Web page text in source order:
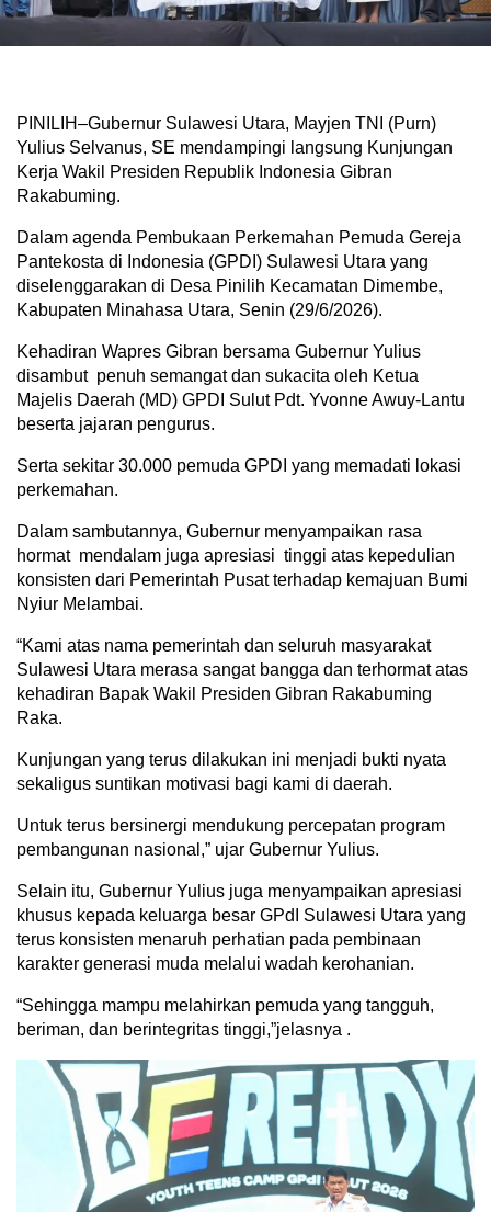
PINILIH–Gubernur Sulawesi Utara, Mayjen TNI (Purn)
Yulius Selvanus, SE mendampingi langsung Kunjungan
Kerja Wakil Presiden Republik Indonesia Gibran
Rakabuming.
Dalam agenda Pembukaan Perkemahan Pemuda Gereja
Pantekosta di Indonesia (GPDI) Sulawesi Utara yang
diselenggarakan di Desa Pinilih Kecamatan Dimembe,
Kabupaten Minahasa Utara, Senin (29/6/2026).
Kehadiran Wapres Gibran bersama Gubernur Yulius
disambut penuh semangat dan sukacita oleh Ketua
Majelis Daerah (MD) GPDI Sulut Pdt. Yvonne Awuy-Lantu
beserta jajaran pengurus.
Serta sekitar 30.000 pemuda GPDI yang memadati lokasi
perkemahan.
Dalam sambutannya, Gubernur menyampaikan rasa
hormat mendalam juga apresiasi tinggi atas kepedulian
konsisten dari Pemerintah Pusat terhadap kemajuan Bumi
Nyiur Melambai.
“Kami atas nama pemerintah dan seluruh masyarakat
Sulawesi Utara merasa sangat bangga dan terhormat atas
kehadiran Bapak Wakil Presiden Gibran Rakabuming
Raka.
Kunjungan yang terus dilakukan ini menjadi bukti nyata
sekaligus suntikan motivasi bagi kami di daerah.
Untuk terus bersinergi mendukung percepatan program
pembangunan nasional,” ujar Gubernur Yulius.
Selain itu, Gubernur Yulius juga menyampaikan apresiasi
khusus kepada keluarga besar GPdI Sulawesi Utara yang
terus konsisten menaruh perhatian pada pembinaan
karakter generasi muda melalui wadah kerohanian.
“Sehingga mampu melahirkan pemuda yang tangguh,
beriman, dan berintegritas tinggi,”jelasnya .